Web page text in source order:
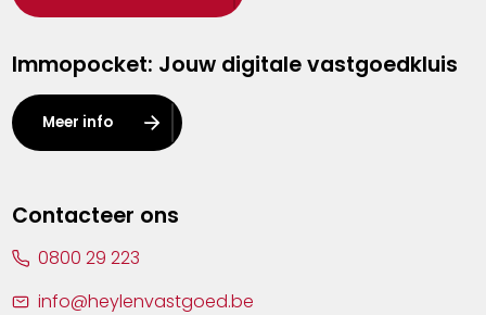
Herentals
Kalmthout
Leuven
Lier
Immopocket: Jouw digitale vastgoedkluis
Meer info
Contacteer ons
0800 29 223
info@heylenvastgoed.be